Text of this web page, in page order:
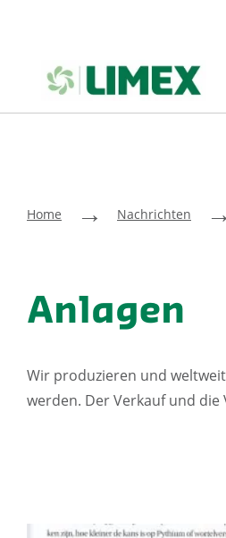
Home → Nachrichten →
Anlagen
Wir produzieren und
werden. Der Verkauf und